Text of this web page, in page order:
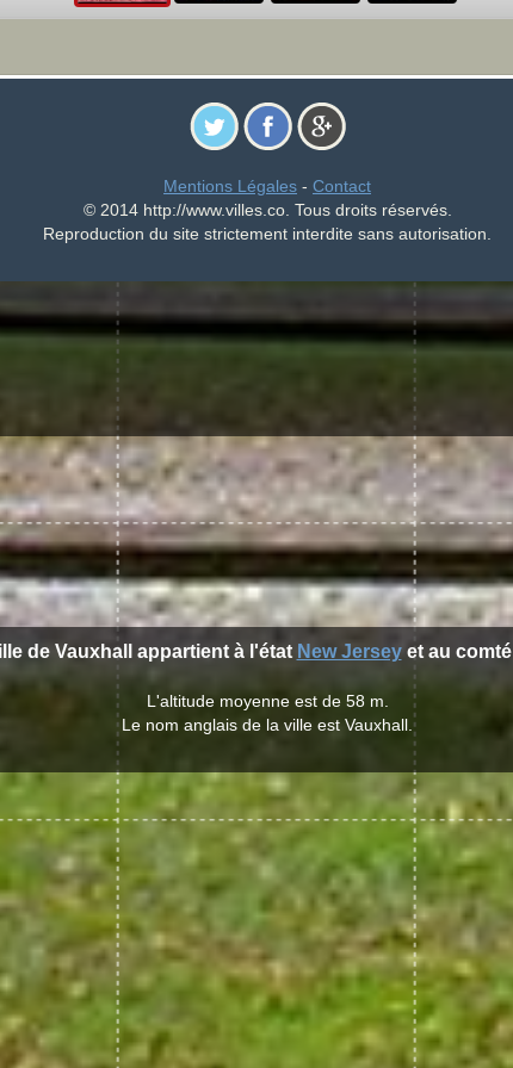
Mentions Légales - Contact
© 2014 http://www.villes.co. Tous droits réservés.
Reproduction du site strictement interdite sans autorisation.
de Vauxhall appartient à l'état New Jerseyet au comté
L'altitude moyenne est de 58 m.
Le nom anglais de la ville est Vauxhall.